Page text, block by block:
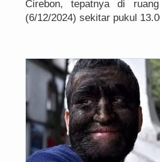
Cirebon, tepatnya di
(6/12/2024) sekitar pukul